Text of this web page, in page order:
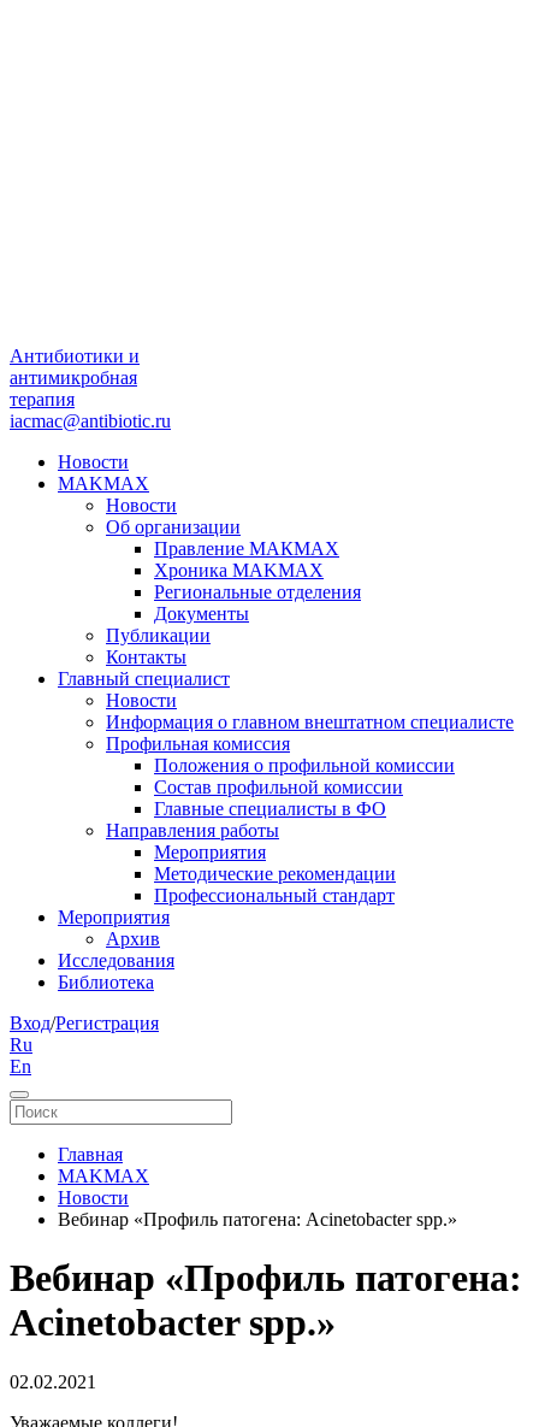
Антибиотики и
антимикробная
терапия
iacmac@antibiotic.ru
Новости
MAKMAX
Новости
Об организации
Правление МАКМАХ
Хроника MAKMAX
Региональные отделения
Документы
Публикации
Контакты
Главный специалист
Новости
Информация о главном внештатном специалисте
Профильная комиссия
Положения о профильной комиссии
Состав профильной комиссии
Главные специалисты в ФО
Направления работы
Мероприятия
Методические рекомендации
Профессиональный стандарт
Мероприятия
Архив
Исследования
Библиотека
Вход/Регистрация
Ru
En
Главная
MAKMAX
Новости
Вебинар «Профиль патогена: Acinetobacter spp.»
Вебинар «Профиль патогена:
Acinetobacter spp.»
02.02.2021
Уважаемые коллеги!